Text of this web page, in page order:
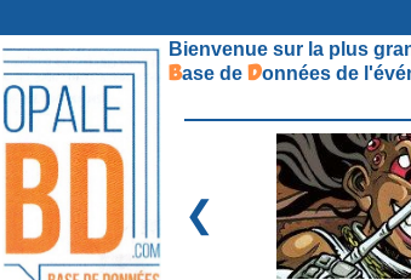
Bienvenue sur la plus
Base de Données de
❮